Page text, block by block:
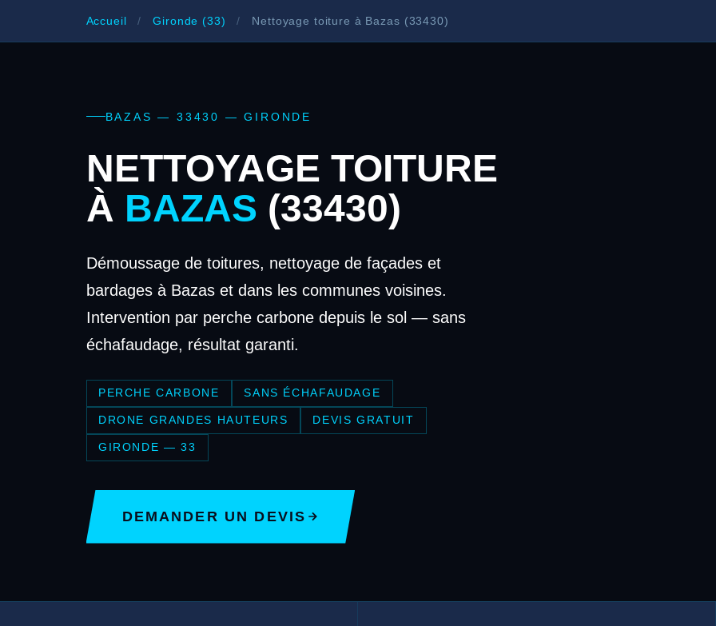
Accueil / Gironde (33) / Nettoyage toiture à Bazas (33430)
BAZAS — 33430 — GIRONDE
NETTOYAGE TOITURE
À BAZAS (33430)
Démoussage de toitures, nettoyage de façades et
bardages à Bazas et dans les communes voisines.
Intervention par perche carbone depuis le sol — sans
échafaudage, résultat garanti.
PERCHE CARBONE SANS ÉCHAFAUDAGE
DRONE GRANDES HAUTEURS DEVIS GRATUIT
GIRONDE — 33
DEMANDER UN DEVIS